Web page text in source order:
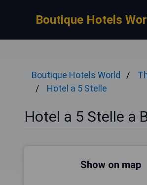
Boutique Hotels
Boutique Hotels World
Hotel a 5 Stelle
Hotel a 5 Stelle a
Show on map